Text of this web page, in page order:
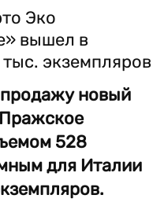
новый
528
для Италии